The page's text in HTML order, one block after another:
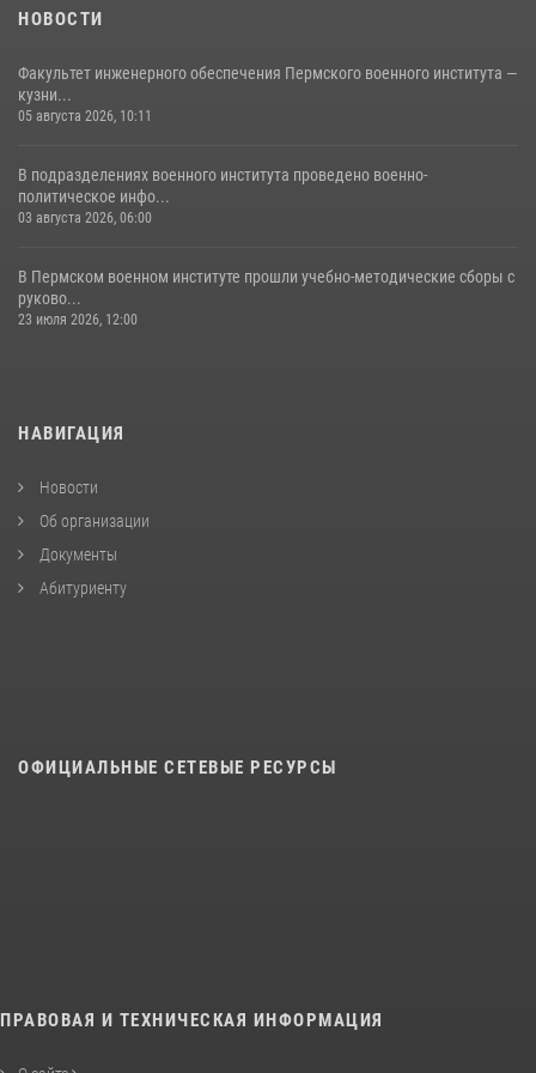
03 августа 2026, 06:00
НОВОСТИ
Факультет инженерного обеспечения Пермского военного института —
кузни...
05 августа 2026, 10:11
В подразделениях военного института проведено военно-
политическое инфо...
03 августа 2026, 06:00
В Пермском военном институте прошли учебно-методические сборы с
руково...
23 июля 2026, 12:00
НАВИГАЦИЯ
Новости
Об организации
Документы
Абитуриенту
ОФИЦИАЛЬНЫЕ СЕТЕВЫЕ РЕСУРСЫ
ПРАВОВАЯ И ТЕХНИЧЕСКАЯ ИНФОРМАЦИЯ